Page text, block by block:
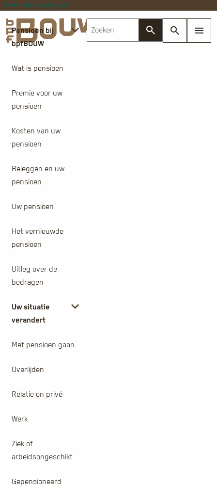
DeelnemerWerkgever
Pensioen bij
bpfBOUW
Wat is pensioen
Premie voor uw
pensioen
Kosten van uw
pensioen
Beleggen en uw
pensioen
Uw pensioen
Het vernieuwde
pensioen
Uitleg over de
bedragen
Uw situatie
verandert
Met pensioen gaan
Overlijden
Relatie en privé
Werk
Ziek of
arbeidsongeschikt
Gepensioneerd